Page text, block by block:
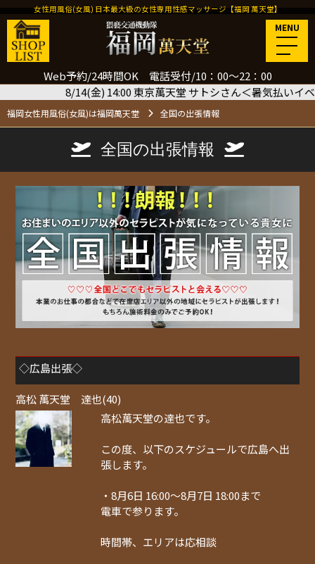
Web予約/24時間OK 電話受付/10：00～22：00
女性用風俗(女風) 日本最大級の女性専用性感マッサージ【福岡 萬天堂】
MENU
福岡女性用風俗(女風)は福岡萬天堂 全国の出張情報
金) 14:00 東京萬天堂 サトシさん＜暑気払いイベント120分＞ご
全国の出張情報
◇広島出張◇
高松 萬天堂 達也(40)
高松萬天堂の達也です。
この度、以下のスケジュールで広島へ出
張します。
・8月6日 16:00～8月7日 18:00まで
電車で参ります。
時間帯、エリアは応相談